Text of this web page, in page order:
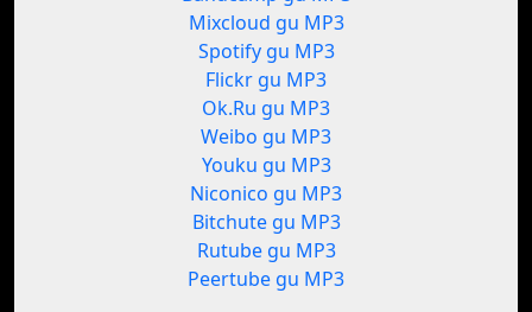
Mixcloud gu MP3
Spotify gu MP3
Flickr gu MP3
Ok.Ru gu MP3
Weibo gu MP3
Youku gu MP3
Niconico gu MP3
Bitchute gu MP3
Rutube gu MP3
Peertube gu MP3